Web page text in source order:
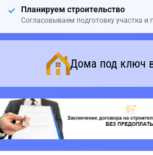
Планируем строительство
Согласовываем подготовку участка и
Дома под ключ